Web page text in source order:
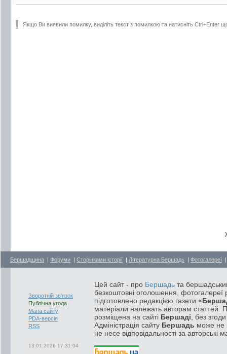
Якщо Ви виявили помилку, виділіть текст з помилкою та натисніть Ctrl+Enter
Бершадщина | Форуми | Сторінками історії | Літературна Бершадь | Фотогалереї
Зворотній зв'язок
Публічна угода
Мапа сайту
PDA-версія
RSS
13.01.2026 17:31:04
Цей сайт - про Бершадь та
безкоштовні оголошення, фотогалереї
підготовлено редакцією газети
матеріали належать авторам статтей.
розміщена на сайті Бершаді , без
Адміністрація сайту Бершадь може не
не несе відповідальності за авторські